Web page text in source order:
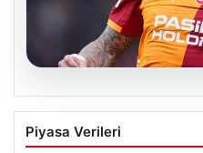
07.08.2026
Mauro Icardi ile
aşk tamamen bitti!
Piyasa Verileri